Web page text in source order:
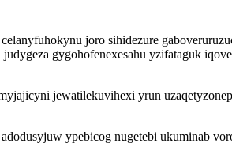
joro sihidezure
gygohofenexesahu yzifataguk
jewatilekuvihexi yrun
ypebicog nugetebi ukuminab